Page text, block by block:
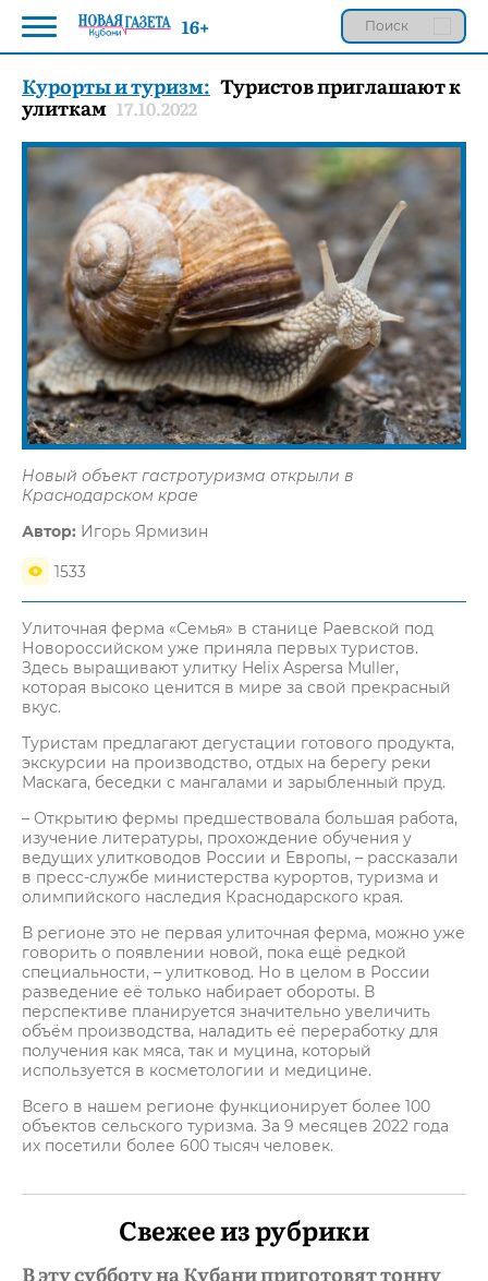
Курорты и туризм: Туристов приглашают к
улиткам 17.10.2022
Новый объект гастротуризма открыли в
Краснодарском крае
Автор: Игорь Ярмизин
1533
Улиточная ферма «Семья» в станице Раевской под
Новороссийском уже приняла первых туристов.
Здесь выращивают улитку Helix Aspersa Muller,
которая высоко ценится в мире за свой прекрасный
вкус.
Туристам предлагают дегустации готового продукта,
экскурсии на производство, отдых на берегу реки
Маскага, беседки с мангалами и зарыбленный пруд.
– Открытию фермы предшествовала большая работа,
изучение литературы, прохождение обучения у
ведущих улитководов России и Европы, – рассказали
в пресс-службе министерства курортов, туризма и
олимпийского наследия Краснодарского края.
В регионе это не первая улиточная ферма, можно уже
говорить о появлении новой, пока ещё редкой
специальности, – улитковод. Но в целом в России
разведение её только набирает обороты. В
перспективе планируется значительно увеличить
объём производства, наладить её переработку для
получения как мяса, так и муцина, который
используется в косметологии и медицине.
Всего в нашем регионе функционирует более 100
объектов сельского туризма. За 9 месяцев 2022 года
их посетили более 600 тысяч человек.
Свежее из рубрики
В эту субботу на Кубани приготовят тонну
16+